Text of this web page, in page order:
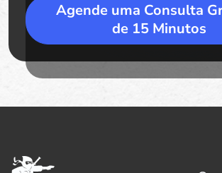
Agende uma Consulta
de 15 Minutos